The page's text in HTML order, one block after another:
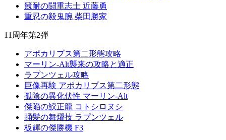
競耐の闘重志士 近藤勇
重忍の毅鬼腕 柴田勝家
11周年第2弾
アポカリプス第二形態攻略
マーリン-Alt襲来の攻略と適正
ラプンツェル攻略
巨像再験 アポカリプス第二形態
孤陰の異化伏性 マーリン-Alt
傑陥の鮫正龍 コトシロヌシ
踊髪の舞燿技 ラプンツェル
板輝の傑勝機 F3